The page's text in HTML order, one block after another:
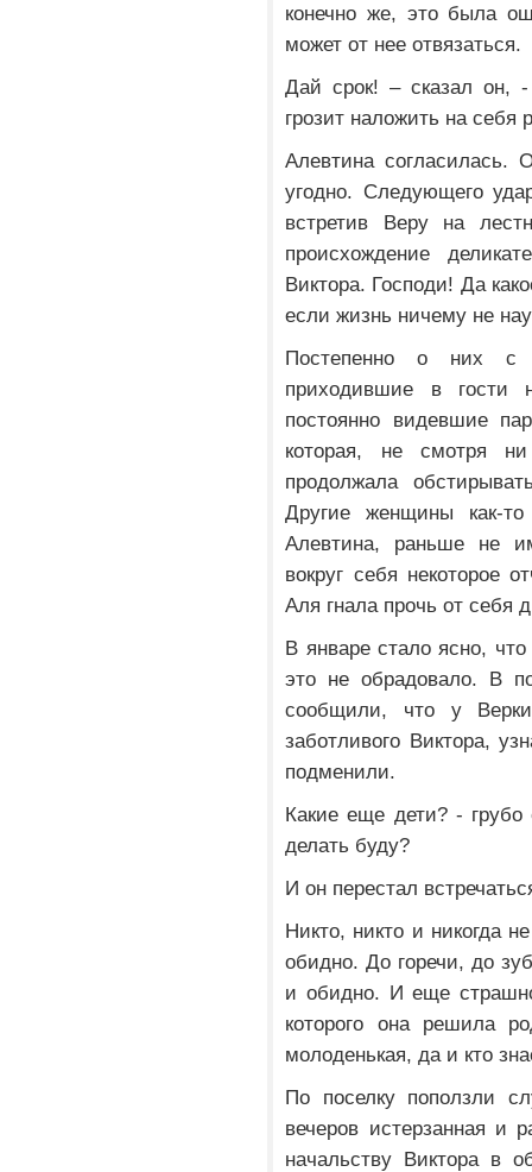
конечно же, это была
может от нее отвязаться.
Дай срок! – сказал он, -
грозит наложить на себя
Алевтина
угодно. Следующего
встретив Веру на
происхождение
Виктора. Господи! Да
если жизнь ничему не
Постепенно о них с
приходившие в гости
постоянно видевшие
которая, не смотря
продолжала
Другие женщины как-
Алевтина, раньше не
вокруг себя некоторое
Аля гнала прочь от себя
В январе стало ясно,
это не обрадовало. В
сообщили, что у
заботливого Виктора,
подменили.
Какие еще дети? -
делать буду?
И он перестал
Никто, никто и никогда
обидно. До горечи, до
и обидно. И еще
которого она решила
молоденькая, да и кто
По поселку поползли
вечеров истерзанная и
начальству Виктора в